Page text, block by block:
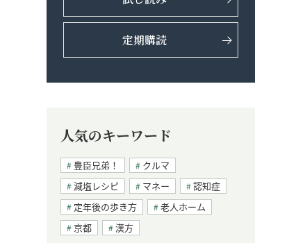
定期購読
人気のキーワード
豊臣兄弟！
クルマ
減塩レシピ
マネー
認知症
定年後の歩き方
老人ホーム
京都
漢方